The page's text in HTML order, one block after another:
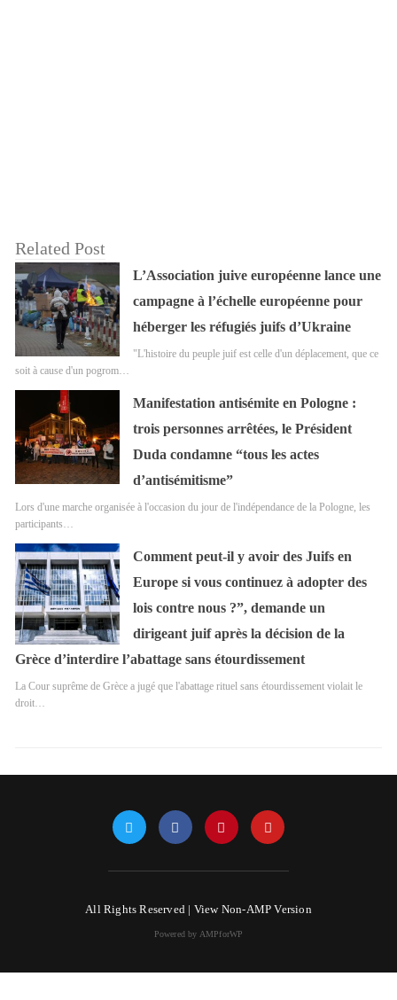
Related Post
L’Association juive européenne lance une
campagne à l’échelle européenne pour
héberger les réfugiés juifs d’Ukraine
"L'histoire du peuple juif est celle d'un déplacement, que ce
soit à cause d'un pogrom…
Manifestation antisémite en Pologne :
trois personnes arrêtées, le Président
Duda condamne “tous les actes
d’antisémitisme”
Lors d'une marche organisée à l'occasion du jour de l'indépendance de la Pologne, les
participants…
Comment peut-il y avoir des Juifs en
Europe si vous continuez à adopter des
lois contre nous ?”, demande un
dirigeant juif après la décision de la
Grèce d’interdire l’abattage sans étourdissement
La Cour suprême de Grèce a jugé que l'abattage rituel sans étourdissement violait le
droit…
All Rights Reserved | View Non-AMP Version
Powered by AMPforWP